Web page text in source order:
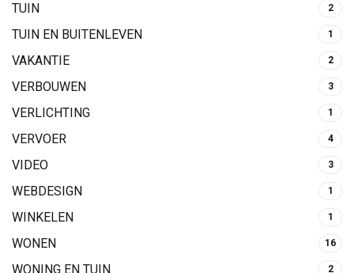
TUIN 2
TUIN EN BUITENLEVEN 1
VAKANTIE 2
VERBOUWEN 3
VERLICHTING 1
VERVOER 4
VIDEO 3
WEBDESIGN 1
WINKELEN 1
WONEN 16
WONING EN TUIN 2